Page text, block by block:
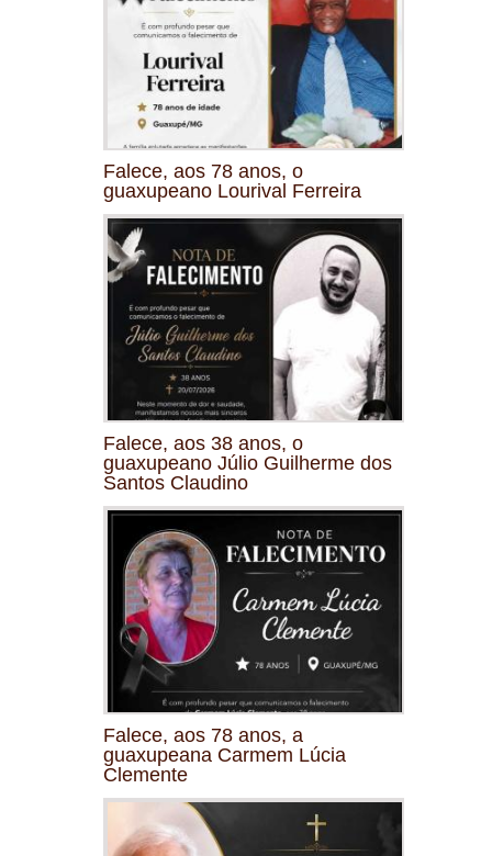
Falece, aos 78 anos, o
guaxupeano Lourival Ferreira
Falece, aos 38 anos, o
guaxupeano Júlio Guilherme dos
Santos Claudino
Falece, aos 78 anos, a
guaxupeana Carmem Lúcia
Clemente